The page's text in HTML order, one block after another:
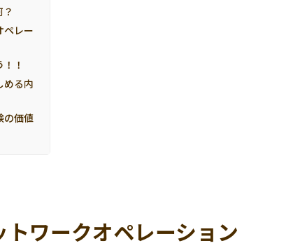
ペレー
！
める内
の価値
ワークオペレーション